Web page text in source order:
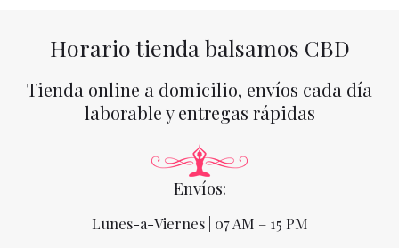
Horario tienda balsamos CBD
Tienda online a domicilio, envíos cada día
laborable y entregas rápidas
Envíos:
Lunes-a-Viernes | 07 AM – 15 PM